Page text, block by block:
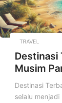
tanpa […]
TRAVEL
Destinasi
Musim
Destinasi
selalu